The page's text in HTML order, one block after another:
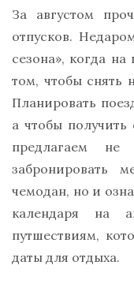
За августом
отпусков.
сезона», когда на
том, чтобы снять
Планировать
а чтобы получить
предлагаем не
забронировать
чемодан, но и
календаря на
путшествиям,
даты для отдыха.